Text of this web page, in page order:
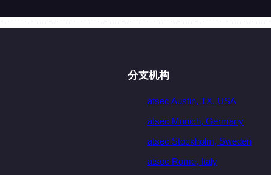
分支机构
atsec Austin, TX, USA
atsec Munich, Germany
atsec Stockholm, Sweden
atsec Rome, Italy